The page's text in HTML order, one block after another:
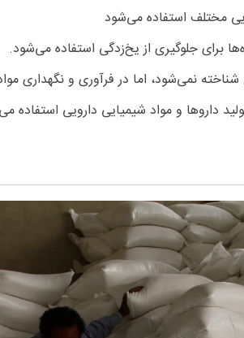
مختلف استفاده می‌شود
برای جلوگیری از یخ‌زدگی استفاده می‌شود.
نمی‌شود، اما در فرآوری و نگهداری
داروها و مواد شیمیایی دارویی استفاده